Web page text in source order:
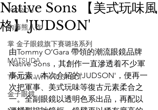
VIOROU
內藤熊八作
掌 金子眼鏡旗下賽璐珞系列
MATSUDA
TAYLOR WITH RESPECT
金子眼鏡
Native Sons 【美式玩味風
格】'JUDSON'
由Tommy O’Gara 帶領的潮流眼鏡品牌
Native Sons，其創作一直滲透着不少軍
事元素。本次介紹的'JUDSON'，便再一
次把軍事、美式玩味等復古元素柔合之
一。全副眼鏡以透明色系出品，再配以